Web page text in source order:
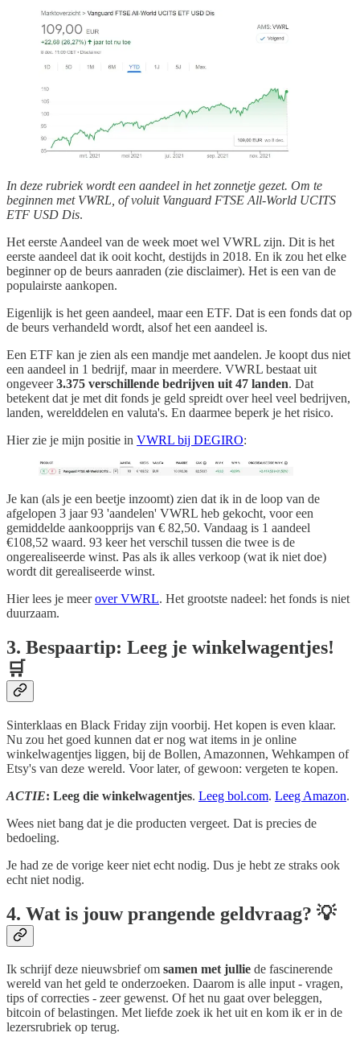
In deze rubriek wordt een aandeel in het zonnetje gezet. Om te
beginnen met VWRL, of voluit Vanguard FTSE All-World UCITS
ETF USD Dis.
Het eerste Aandeel van de week moet wel VWRL zijn. Dit is het
eerste aandeel dat ik ooit kocht, destijds in 2018. En ik zou het elke
beginner op de beurs aanraden (zie disclaimer). Het is een van de
populairste aankopen.
Eigenlijk is het geen aandeel, maar een ETF. Dat is een fonds dat op
de beurs verhandeld wordt, alsof het een aandeel is.
Een ETF kan je zien als een mandje met aandelen. Je koopt dus niet
een aandeel in 1 bedrijf, maar in meerdere. VWRL bestaat uit
ongeveer3.375 verschillende bedrijven uit 47 landen. Dat
betekent dat je met dit fonds je geld spreidt over heel veel bedrijven,
landen, werelddelen en valuta's. En daarmee beperk je het risico.
Hier zie je mijn positie in VWRL bij DEGIRO:
Je kan (als je een beetje inzoomt) zien dat ik in de loop van de
afgelopen 3 jaar 93 'aandelen' VWRL heb gekocht, voor een
gemiddelde aankoopprijs van € 82,50. Vandaag is 1 aandeel
€108,52 waard. 93 keer het verschil tussen die twee is de
ongerealiseerde winst. Pas als ik alles verkoop (wat ik niet doe)
wordt dit gerealiseerde winst.
Hier lees je meerover VWRL. Het grootste nadeel: het fonds is niet
duurzaam.
3. Bespaartip: Leeg je winkelwagentjes!
🛒
Sinterklaas en Black Friday zijn voorbij. Het kopen is even klaar.
Nu zou het goed kunnen dat er nog wat items in je online
winkelwagentjes liggen, bij de Bollen, Amazonnen, Wehkampen of
Etsy's van deze wereld. Voor later, of gewoon: vergeten te kopen.
ACT IE: Leeg die winkelwagentjes. Leeg bol.com. Leeg Amazon.
Wees niet bang dat je die producten vergeet. Dat is precies de
bedoeling.
Je had ze de vorige keer niet echt nodig. Dus je hebt ze straks ook
echt niet nodig.
4. Wat is jouw prangende geldvraag? 💡
Ik schrijf deze nieuwsbrief om samen met jullie de fascinerende
wereld van het geld te onderzoeken. Daarom is alle input - vragen,
tips of correcties - zeer gewenst. Of het nu gaat over beleggen,
bitcoin of belastingen. Met liefde zoek ik het uit en kom ik er in de
lezersrubriek op terug.